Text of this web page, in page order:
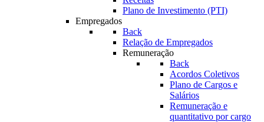
Plano de Investimento (PTI)
Empregados
Back
Relação de Empregados
Remuneração
Back
Acordos Coletivos
Plano de Cargos e
Salários
Remuneração e
quantitativo por cargo